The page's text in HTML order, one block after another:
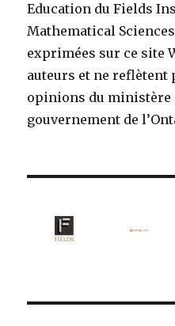
Education du Fields
Mathematical
exprimées sur ce site
auteurs et ne reflètent
opinions du ministère
gouvernement de